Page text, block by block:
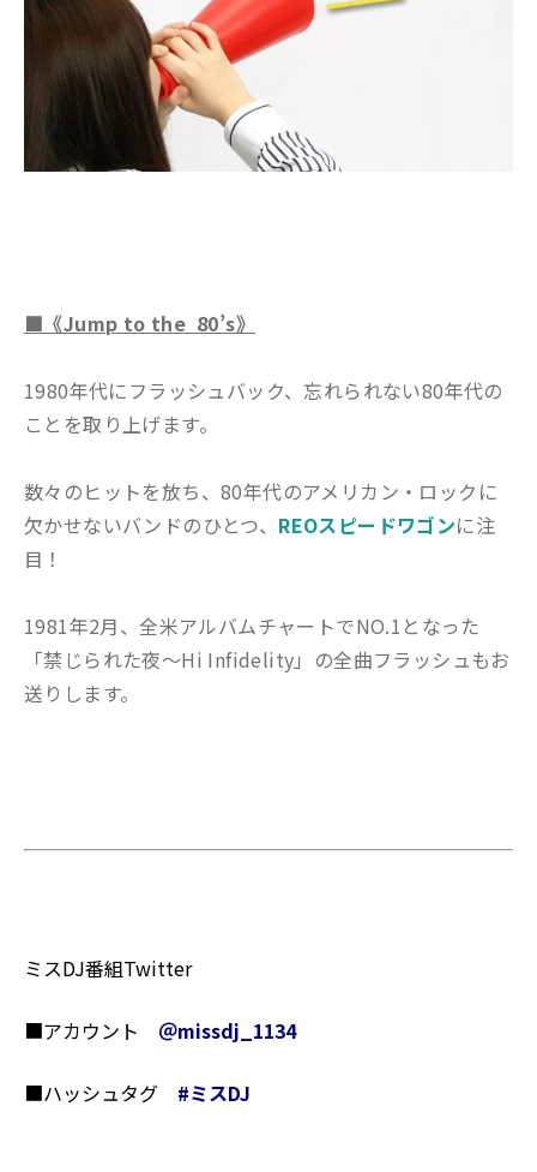
■《Jump to the 80’s》
1980年代にフラッシュバック、忘れられない80年代の
ことを取り上げます。
数々のヒットを放ち、80年代のアメリカン・ロックに
欠かせないバンドのひとつ、 REOスピードワゴンに注
目！
1981年2月、全米アルバムチャートでNO.1となった
「禁じられた夜～Hi Infidelity」の全曲フラッシュもお
送りします。
ミスDJ番組Twitter
■アカウント ＠missdj_1134
■ハッシュタグ #ミスDJ